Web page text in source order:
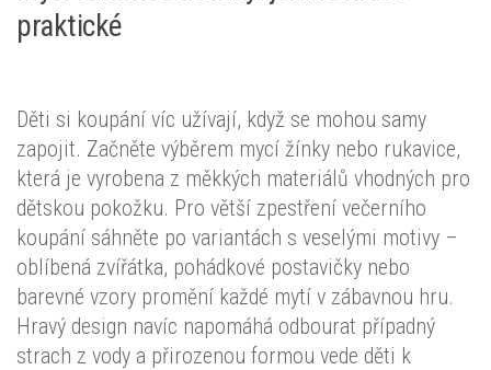
praktické
Děti si koupání víc užívají, když se mohou samy
zapojit. Začněte výběrem mycí žínky nebo rukavice,
která je vyrobena z měkkých materiálů vhodných pro
dětskou pokožku. Pro větší zpestření večerního
koupání sáhněte po variantách s veselými motivy –
oblíbená zvířátka, pohádkové postavičky nebo
barevné vzory promění každé mytí v zábavnou hru.
Hravý design navíc napomáhá odbourat případný
strach z vody a přirozenou formou vede děti k